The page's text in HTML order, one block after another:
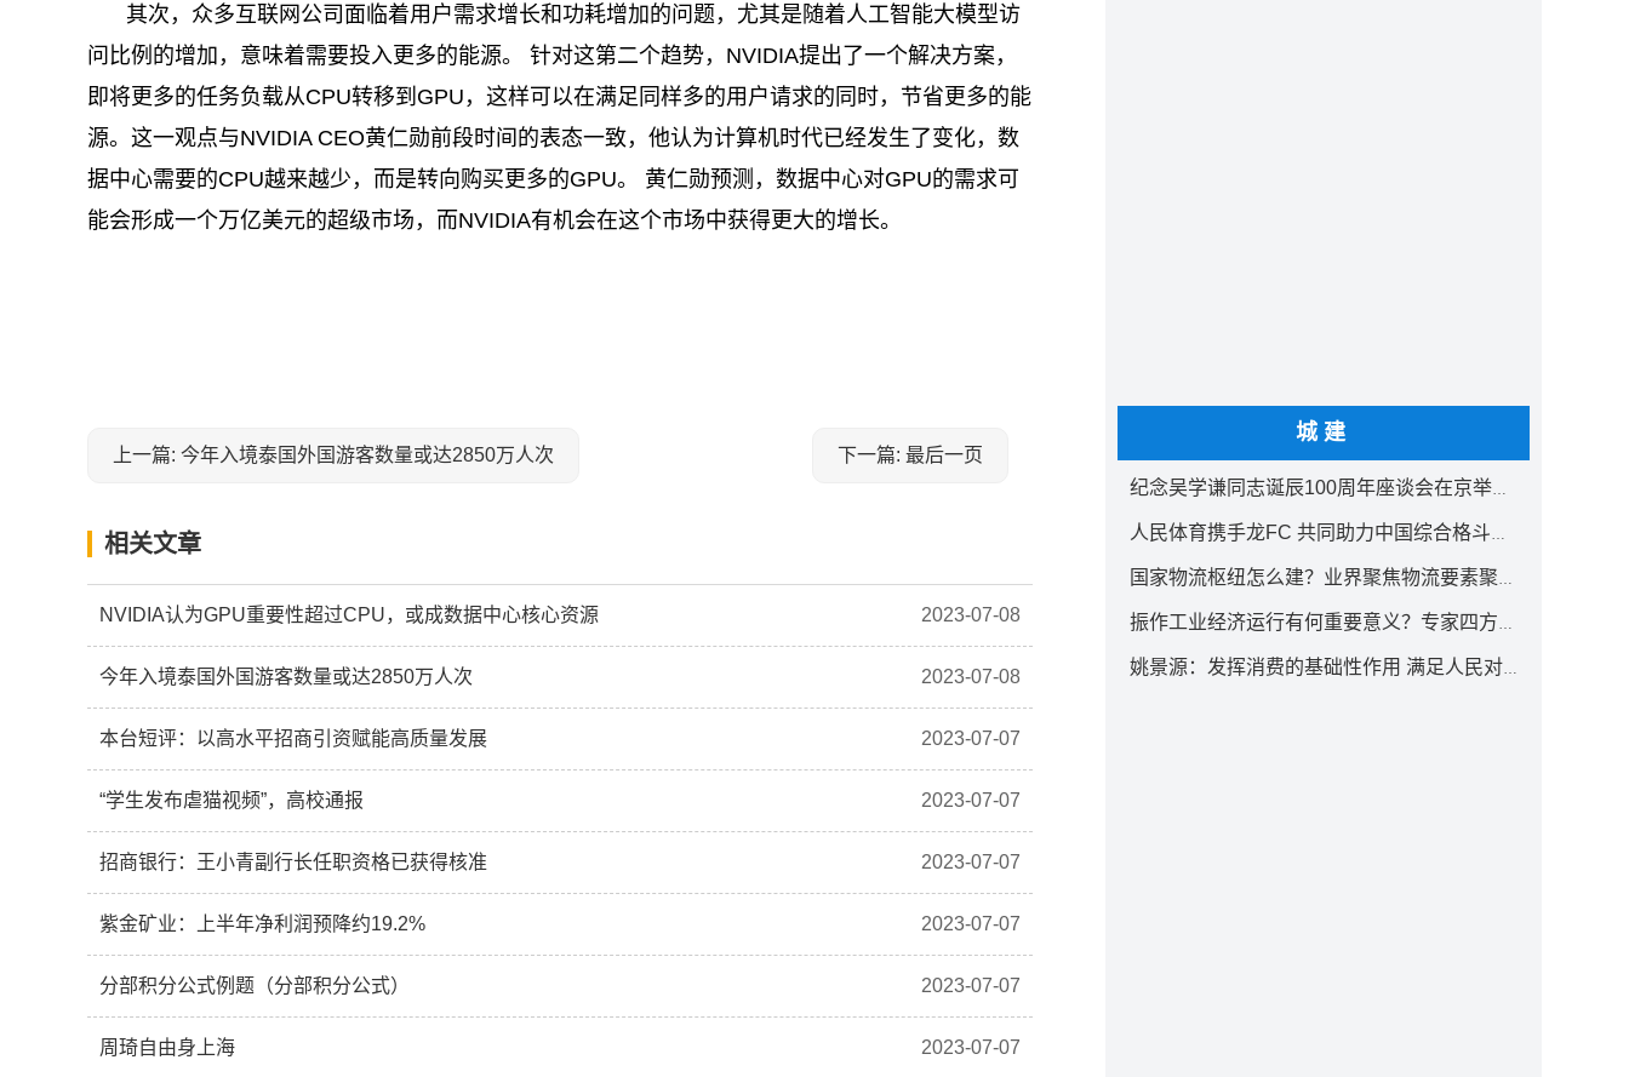
其次，众多互联网公司面临着用户需求增长和功耗增加的问题，尤其是随着人工智能大模型访
问比例的增加，意味着需要投入更多的能源。 针对这第二个趋势，NVIDIA提出了一个解决方案，
即将更多的任务负载从CPU转移到GPU，这样可以在满足同样多的用户请求的同时，节省更多的能
源。这一观点与NVIDIA CEO黄仁勋前段时间的表态一致，他认为计算机时代已经发生了变化，数
据中心需要的CPU越来越少，而是转向购买更多的GPU。 黄仁勋预测，数据中心对GPU的需求可
能会形成一个万亿美元的超级市场，而NVIDIA有机会在这个市场中获得更大的增长。
上一篇: 今年入境泰国外国游客数量或达2850万人次 下一篇: 最后一页
相关文章
NVIDIA认为GPU重要性超过CPU，或成数据中心核心资源 2023-07-08
今年入境泰国外国游客数量或达2850万人次 2023-07-08
本台短评：以高水平招商引资赋能高质量发展 2023-07-07
“学生发布虐猫视频”，高校通报 2023-07-07
招商银行：王小青副行长任职资格已获得核准 2023-07-07
紫金矿业：上半年净利润预降约19.2% 2023-07-07
分部积分公式例题（分部积分公式） 2023-07-07
周琦自由身上海 2023-07-07
城建
纪念吴学谦同志诞辰100周年座谈会在京举行 汪洋出席
人民体育携手龙FC 共同助力中国综合格斗事业发展
国家物流枢纽怎么建？业界聚焦物流要素聚集方式创新
振作工业经济运行有何重要意义？专家四方面权威解读
姚景源：发挥消费的基础性作用 满足人民对美好生活向往